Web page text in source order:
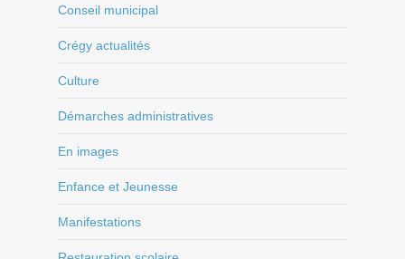
Conseil municipal
Crégy actualités
Culture
Démarches administratives
En images
Enfance et Jeunesse
Manifestations